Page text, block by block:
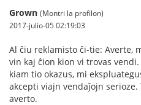
Grown (Montri la profilon)
2017-julio-05 02:19:03
Al ĉiu reklamisto ĉi-tie: Averte,
vin kaj ĉion kion vi trovas
kiam tio okazus, mi
akcepti viajn vendaĵojn
averto.